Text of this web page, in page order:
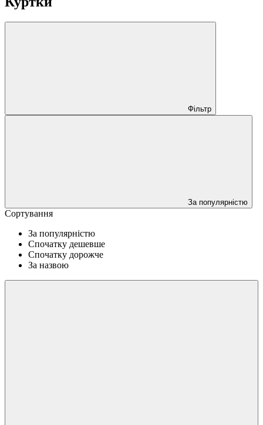
Фільтр
За популярністю
Сортування
За популярністю
Спочатку дешевше
Спочатку дорожче
За назвою